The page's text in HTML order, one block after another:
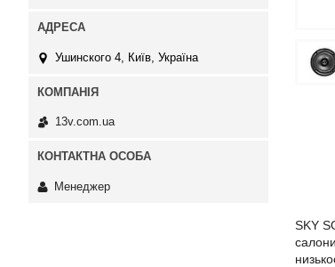
SKY
Ушинского 4, Київ, Україна
13v.com.ua
Менеджер